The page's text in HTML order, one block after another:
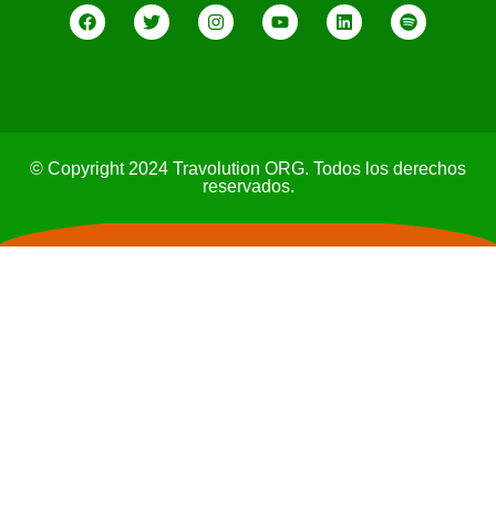
© Copyright 2024 Travolution ORG. Todos los derechos
reservados.